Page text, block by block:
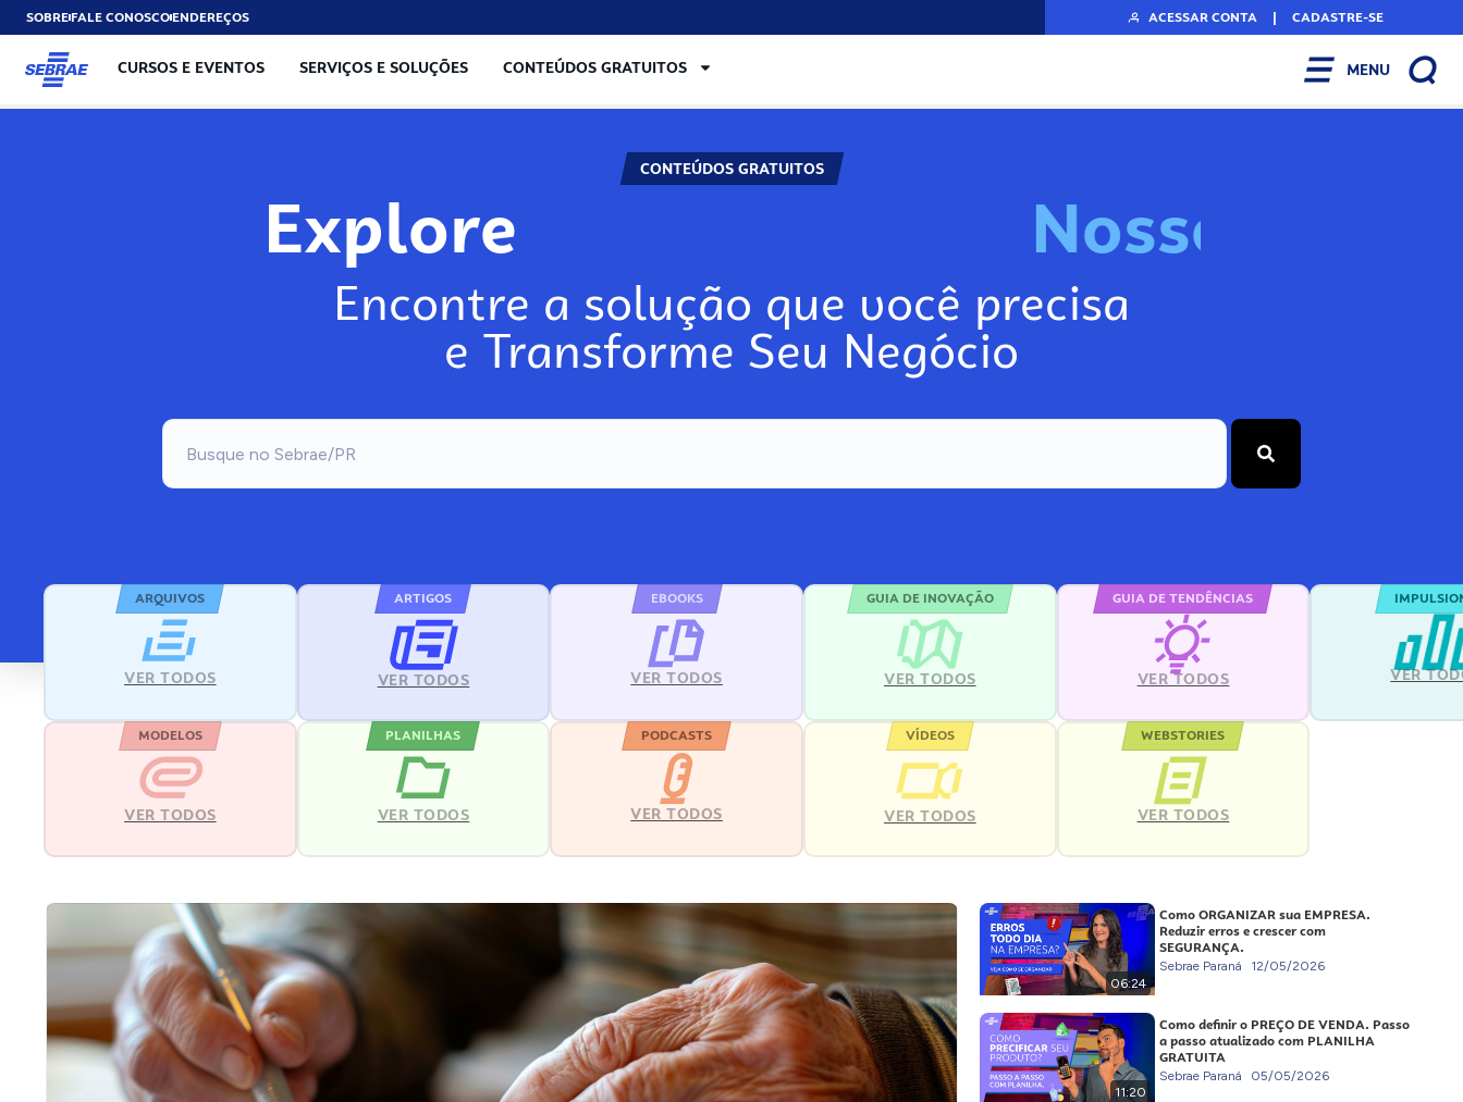
SOBREFALE CONOSCOENDEREÇOS ACESSAR CONTA | CADASTRE-SE
CURSOS E EVENTOS SERVIÇOS E SOLUÇÕES CONTEÚDOS GRATUITOS MENU
CONTEÚDOS GRATUITOS
Explore Noss
Encontre a solução que você precisa
e Transforme Seu Negócio
ARQUIVOS
VER TODOS
ARTIGOS
VER TODOS
EBOOKS
VER TODOS
GUIA DE INOVAÇÃO
VER TODOS
GUIA DE TENDÊNCIAS
VER TODOS VER
MODELOS
VER TODOS
PLANILHAS
VER TODOS
PODCASTS
VER TODOS
VÍDEOS
VER TODOS
WEBSTORIES
VER TODOS
06:24
Como ORGANIZAR sua EMPRESA.
Reduzir erros e crescer com
SEGURANÇA.
Sebrae Paraná 12/05/2026
11:20
Como definir o PREÇO DE VENDA. Passo
a passo atualizado com PLANILHA
GRATUITA
Sebrae Paraná 05/05/2026